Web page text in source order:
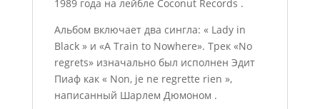
1989 года на лейбле Coconut Records .
Альбом включает два сингла: « Lady in
Black » и «A Train to Nowhere». Трек «No
regrets» изначально был исполнен Эдит
Пиаф как « Non, je ne regrette rien »,
написанный Шарлем Дюмоном .